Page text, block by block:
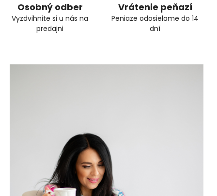
Osobný odber
Vyzdvihnite si u nás na
predajni
Vrátenie peňazí
Peniaze odosielame do 14
dní